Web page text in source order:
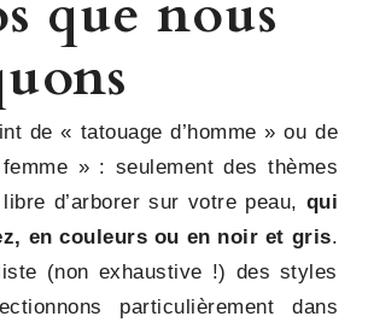
que nous
de « tatouage d’homme » ou de
» : seulement des thèmes
d’arborer sur votre peau, qui
en couleurs ou en noir et gris.
(non exhaustive !) des styles
particulièrement dans